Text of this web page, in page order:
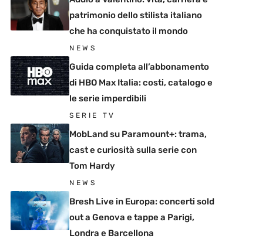
patrimonio dello stilista italiano
che ha conquistato il mondo
NEWS
Guida completa all’abbonamento
di HBO Max Italia: costi, catalogo e
le serie imperdibili
SERIE TV
MobLand su Paramount+: trama,
cast e curiosità sulla serie con
Tom Hardy
NEWS
Bresh Live in Europa: concerti sold
out a Genova e tappe a Parigi,
Londra e Barcellona